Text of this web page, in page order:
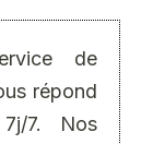
de
répond
7. Nos